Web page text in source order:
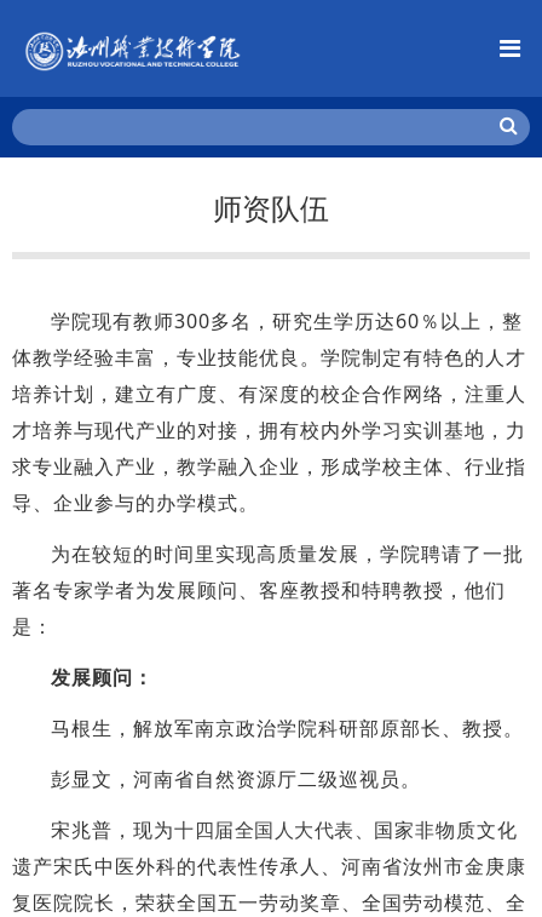
师资队伍
学院现有教师300多名，研究生学历达60％以上，整
体教学经验丰富，专业技能优良。学院制定有特色的人才
培养计划，建立有广度、有深度的校企合作网络，注重人
才培养与现代产业的对接，拥有校内外学习实训基地，力
求专业融入产业，教学融入企业，形成学校主体、行业指
导、企业参与的办学模式。
为在较短的时间里实现高质量发展，学院聘请了一批
著名专家学者为发展顾问、客座教授和特聘教授，他们
是：
发展顾问：
马根生，解放军南京政治学院科研部原部长、教授。
彭显文，河南省自然资源厅二级巡视员。
宋兆普，现为十四届全国人大代表、 国家非物质文化
遗产宋氏中医外科的代表性传承人、河南省汝州市金庚康
复医院院长，荣获全国五一劳动奖章、全国劳动模范、全